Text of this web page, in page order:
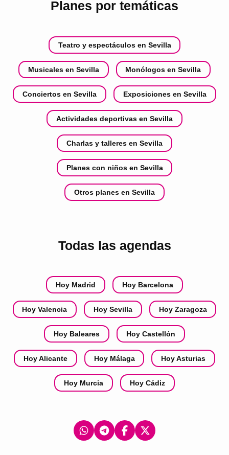
Planes por temáticas
Teatro y espectáculos en Sevilla
Musicales en Sevilla Monólogos en Sevilla
Conciertos en Sevilla Exposiciones en Sevilla
Actividades deportivas en Sevilla
Charlas y talleres en Sevilla
Planes con niños en Sevilla
Otros planes en Sevilla
Todas las agendas
Hoy Madrid Hoy Barcelona
Hoy Valencia Hoy Sevilla Hoy Zaragoza
Hoy Baleares Hoy Castellón
Hoy Alicante Hoy Málaga Hoy Asturias
Hoy Murcia Hoy Cádiz